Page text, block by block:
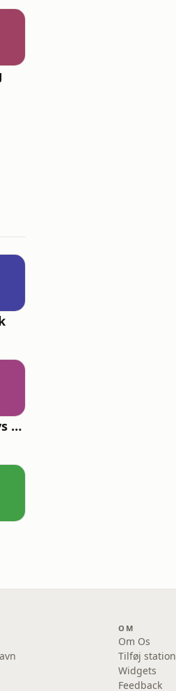
Radio Alfa - Always Elvis
OM
Om Os
Tilføj station
Widgets
Feedback